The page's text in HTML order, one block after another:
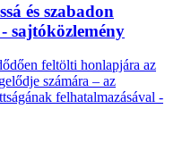
és szabadon
sajtóközlemény
feltölti honlapjára az
számára – az
felhatalmazásával -